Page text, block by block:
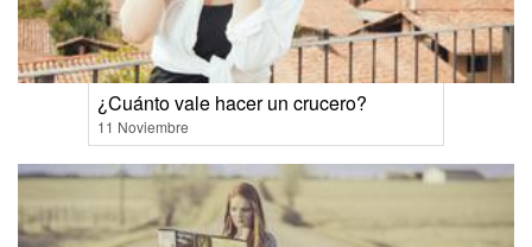
¿Cuánto vale hacer un crucero?
11 Noviembre